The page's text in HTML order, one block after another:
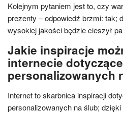
Kolejnym pytaniem jest to, czy
prezenty – odpowiedź brzmi: tak;
wysokiej jakości będzie cieszył
Jakie inspiracje
internecie
personalizowanych
Internet to skarbnica inspiracji
personalizowanych na ślub;